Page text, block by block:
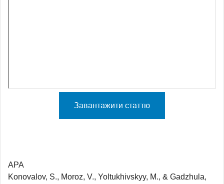
Завантажити статтю
APA
Konovalov, S., Moroz, V., Yoltukhivskyy, M., & Gadzhula,